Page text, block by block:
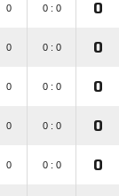
0 0 : 0 0
0 0 : 0 0
0 0 : 0 0
0 0 : 0 0
0 0 : 0 0